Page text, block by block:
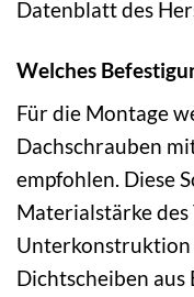
Datenblatt des
Welches
Für die Montage
Dachschrauben
empfohlen. Diese
Materialstärke
Unterkonstruktion
Dichtscheiben